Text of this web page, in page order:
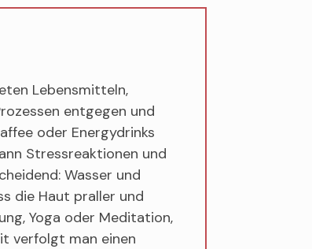
Lebensmitteln,
entgegen und
oder Energydrinks
Stressreaktionen und
Wasser und
die Haut praller und
Yoga oder Meditation,
verfolgt man einen